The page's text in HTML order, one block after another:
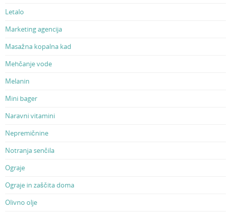
Letalo
Marketing agencija
Masažna kopalna kad
Mehčanje vode
Melanin
Mini bager
Naravni vitamini
Nepremičnine
Notranja senčila
Ograje
Ograje in zaščita doma
Olivno olje